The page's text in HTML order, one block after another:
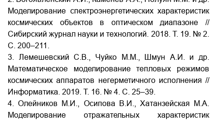
Моделирование спектроэнергетических характеристик
космических объектов в оптическом диапазоне //
Сибирский журнал науки и технологий. 2018. Т. 19. № 2.
С. 200–211.
3. Лемешевский С.В., Чуйко М.М., Шмун А.И. и др.
Математическое моделирование тепловых режимов
космических аппаратов негерметичного исполнения //
Информатика. 2019. Т. 16. № 4. С. 25–39.
4. Олейников М.И., Осипова В.И., Хатанзейская М.А.
Моделирование отражательных характеристик